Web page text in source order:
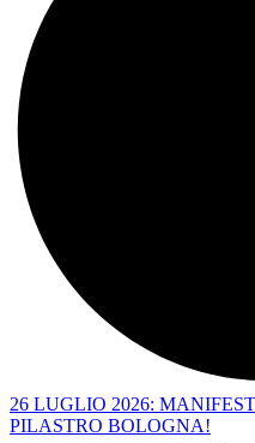
26 LUGLIO 2026:
PILASTRO BOLOGNA!